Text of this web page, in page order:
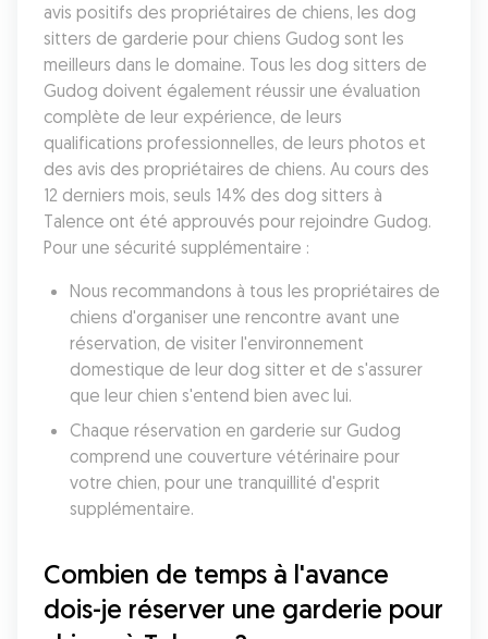
avis positifs des propriétaires de chiens, les dog
sitters de garderie pour chiens Gudog sont les
meilleurs dans le domaine. Tous les dog sitters de
Gudog doivent également réussir une évaluation
complète de leur expérience, de leurs
qualifications professionnelles, de leurs photos et
des avis des propriétaires de chiens. Au cours des
12 derniers mois, seuls 14% des dog sitters à
Talence ont été approuvés pour rejoindre Gudog.
Pour une sécurité supplémentaire :
Nous recommandons à tous les propriétaires de
chiens d'organiser une rencontre avant une
réservation, de visiter l'environnement
domestique de leur dog sitter et de s'assurer
que leur chien s'entend bien avec lui.
Chaque réservation en garderie sur Gudog
comprend une couverture vétérinaire pour
votre chien, pour une tranquillité d'esprit
supplémentaire.
Combien de temps à l'avance
dois-je réserver une garderie pour